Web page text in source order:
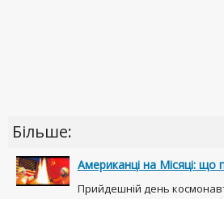
Більше:
Американці на Місяці: що
Прийдешній день